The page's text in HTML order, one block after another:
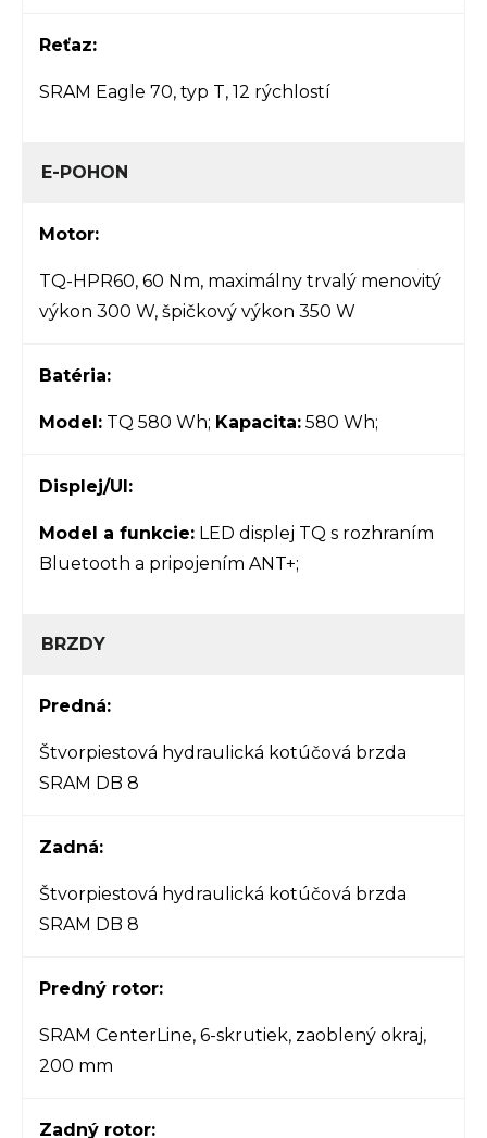
Reťaz:
SRAM Eagle 70, typ T, 12 rýchlostí
E-POHON
Motor:
TQ-HPR60, 60 Nm, maximálny trvalý menovitý
výkon 300 W, špičkový výkon 350 W
Batéria:
Model: TQ 580 Wh; Kapacita: 580 Wh;
Displej/UI:
Model a funkcie: LED displej TQ s rozhraním
Bluetooth a pripojením ANT+;
BRZDY
Predná:
Štvorpiestová hydraulická kotúčová brzda
SRAM DB 8
Zadná:
Štvorpiestová hydraulická kotúčová brzda
SRAM DB 8
Predný rotor:
SRAM CenterLine, 6-skrutiek, zaoblený okraj,
200 mm
Zadný rotor: